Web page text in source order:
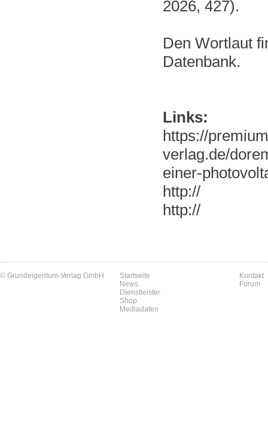
2026, 427).
Den Wortlaut
Datenbank.
Links:
https://
verlag.de/
einer-
http://
http://
© Grundeigentum-Verlag GmbH
Startseite
News
Dienstleister
Shop
Mediadaten
Kontakt
Forum